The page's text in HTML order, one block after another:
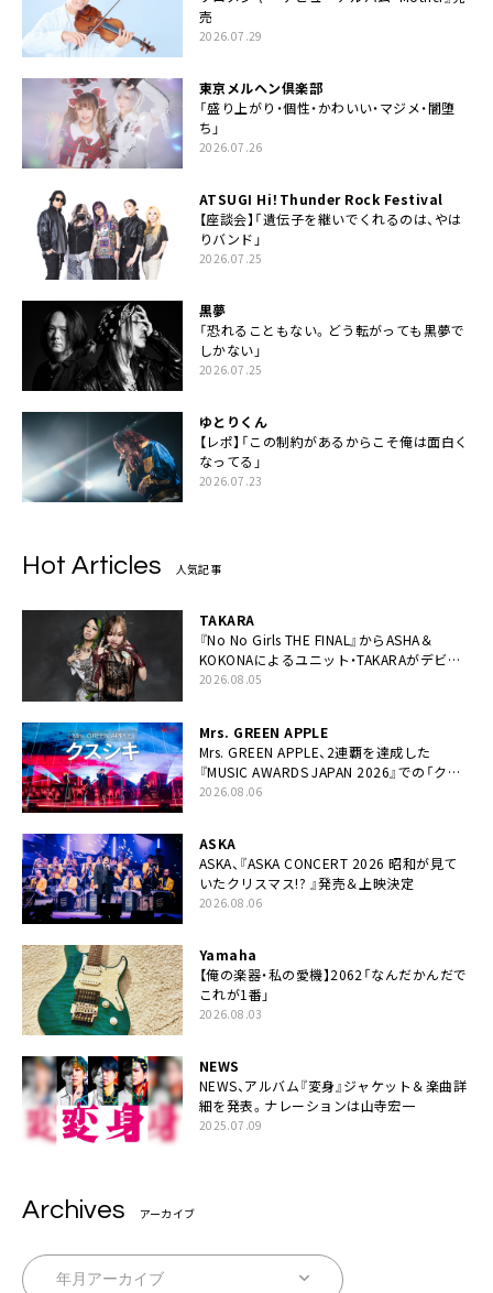
売
2026.07.29
東京メルヘン倶楽部
「盛り上がり・個性・かわいい・マジメ・闇堕
ち」
2026.07.26
ATSUGI Hi！Thunder Rock Festival
【座談会】「遺伝子を継いでくれるのは、やは
りバンド」
2026.07.25
黒夢
「恐れることもない。どう転がっても黒夢で
しかない」
2026.07.25
ゆとりくん
【レポ】「この制約があるからこそ俺は面白く
なってる」
2026.07.23
Hot Articles 人気記事
TAKARA
『No No Girls THE FINAL』からASHA＆
KOKONAによるユニット・TAKARAがデビュ
ー
2026.08.05
Mrs. GREEN APPLE
Mrs. GREEN APPLE、2連覇を達成した
『MUSIC AWARDS JAPAN 2026』での「クス
シキ」ライブパフォーマンスをYouTube公開
2026.08.06
ASKA
ASKA、『ASKA CONCERT 2026 昭和が見て
いたクリスマス!? 』発売＆上映決定
2026.08.06
Yamaha
【俺の楽器・私の愛機】2062「なんだかんだで
これが1番」
2026.08.03
NEWS
NEWS、アルバム『変身』ジャケット＆楽曲詳
細を発表。ナレーションは⼭寺宏⼀
2025.07.09
Archives アーカイブ